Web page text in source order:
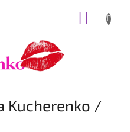
Kucherenko /